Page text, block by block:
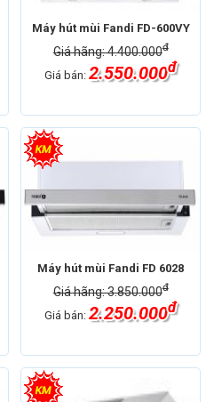
Máy hút mùi Fandi FD-600VY
Giá hãng: 4.400.000đ
Giá bán:2.550.000đ
Máy hút mùi Fandi FD 6028
Giá hãng: 3.850.000đ
Giá bán:2.250.000đ